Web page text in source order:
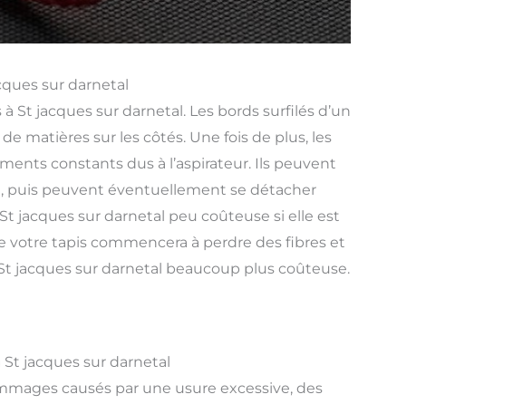
sur darnetal
jacques sur darnetal. Les bords surfilés d’un
matières sur les côtés. Une fois de plus, les
constants dus à l’aspirateur. Ils peuvent
puis peuvent éventuellement se détacher
jacques sur darnetal peu coûteuse si elle est
votre tapis commencera à perdre des fibres et
jacques sur darnetal beaucoup plus coûteuse.
jacques sur darnetal
causés par une usure excessive, des